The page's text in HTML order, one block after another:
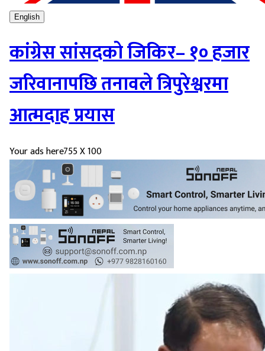
English
कांग्रेस सांसदको जिकिर– १० हजार
जरिवानापछि तनावले त्रिपुरेश्वरमा
आत्मदाह प्रयास
Your ads here755 X 100